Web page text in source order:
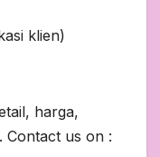
klien)
harga,
Contact us on :